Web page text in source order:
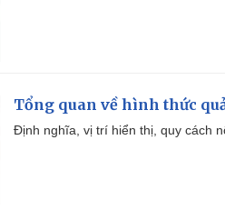
Tổng quan về hình thức
Định nghĩa, vị trí hiển thị, quy cách